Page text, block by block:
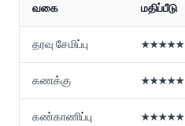
வகை மதிப்பீடு
தரவு சேமிப்பு ★★★★★
கணக்கு ★★★★★
கண்காணிப்பு ★★★★★